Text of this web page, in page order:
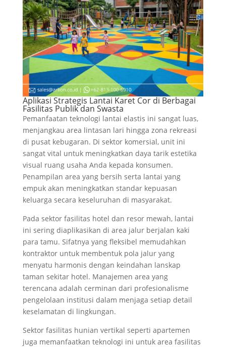
Aplikasi Strategis Lantai Karet Cor di Berbagai
Fasilitas Publik dan Swasta
Pemanfaatan teknologi lantai elastis ini sangat luas,
menjangkau area lintasan lari hingga zona rekreasi
di pusat kebugaran. Di sektor komersial, unit ini
sangat vital untuk meningkatkan daya tarik estetika
visual ruang usaha Anda kepada konsumen.
Penampilan area yang bersih serta lantai yang
empuk akan meningkatkan standar kepuasan
keluarga secara keseluruhan di masyarakat.
Pada sektor fasilitas hotel dan resor mewah, lantai
ini sering diaplikasikan di area jalur berjalan kaki
para tamu. Sifatnya yang fleksibel memudahkan
kontraktor untuk membentuk pola jalur yang
menyatu harmonis dengan keindahan lanskap
taman sekitar hotel. Manajemen area yang
terencana adalah cerminan dari profesionalisme
pengelolaan institusi dalam menjaga setiap detail
keselamatan di lingkungan.
Sektor fasilitas hunian vertikal seperti apartemen
juga memanfaatkan teknologi ini untuk area fasilitas